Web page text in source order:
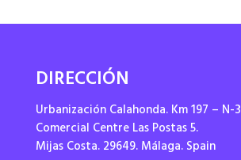
DIRECCIÓN
Urbanización Calahonda. Km 197 –
Comercial Centre Las Postas 5.
Mijas Costa. 29649. Málaga. Spain